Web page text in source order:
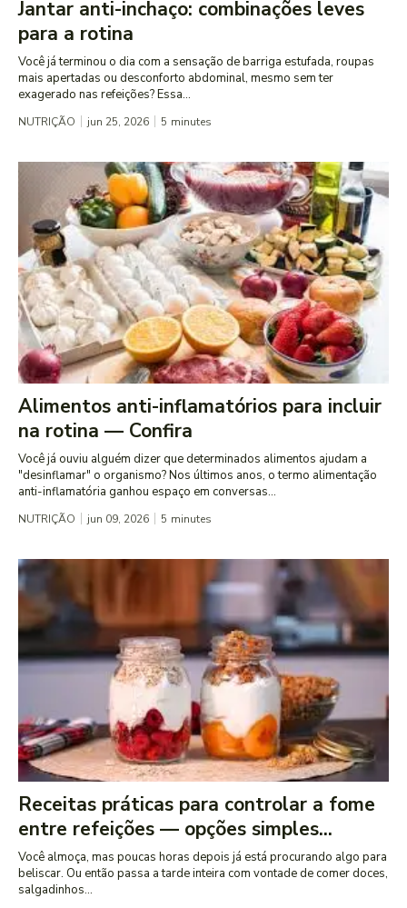
Jantar anti-inchaço: combinações leves
para a rotina
Você já terminou o dia com a sensação de barriga estufada, roupas
mais apertadas ou desconforto abdominal, mesmo sem ter
exagerado nas refeições? Essa...
NUTRIÇÃO jun 25, 2026 5 minutes
Alimentos anti-inflamatórios para incluir
na rotina — Confira
Você já ouviu alguém dizer que determinados alimentos ajudam a
"desinflamar" o organismo? Nos últimos anos, o termo alimentação
anti-inflamatória ganhou espaço em conversas...
NUTRIÇÃO jun 09, 2026 5 minutes
Receitas práticas para controlar a fome
entre refeições — opções simples...
Você almoça, mas poucas horas depois já está procurando algo para
beliscar. Ou então passa a tarde inteira com vontade de comer doces,
salgadinhos...